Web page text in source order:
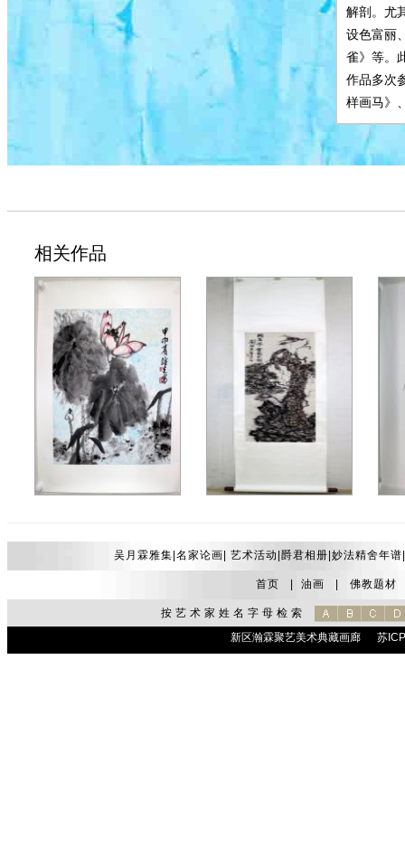
解剖。尤
设色富丽
雀》等。
作品多次
样画马》
相关作品
吴月霖雅集| 名家论画 艺术活动 爵君相册 妙法精舍年谱
首页 油画 佛教题材
按艺术家姓名字母检索
新区瀚霖聚艺美术典藏画廊
苏